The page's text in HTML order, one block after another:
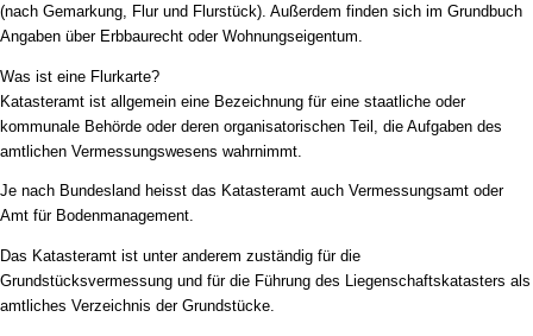
(nach Gemarkung, Flur und Flurstück). Außerdem finden sich im Grundbuch
Angaben über Erbbaurecht oder Wohnungseigentum.
Was ist eine Flurkarte?
Katasteramt ist allgemein eine Bezeichnung für eine staatliche oder
kommunale Behörde oder deren organisatorischen Teil, die Aufgaben des
amtlichen Vermessungswesens wahrnimmt.
Je nach Bundesland heisst das Katasteramt auch Vermessungsamt oder
Amt für Bodenmanagement.
Das Katasteramt ist unter anderem zuständig für die
Grundstücksvermessung und für die Führung des Liegenschaftskatasters als
amtliches Verzeichnis der Grundstücke.